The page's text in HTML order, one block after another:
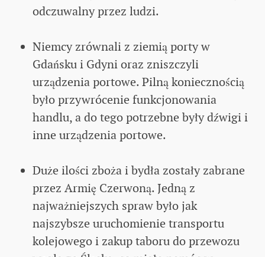
odczuwalny przez ludzi.
Niemcy zrównali z ziemią porty w
Gdańsku i Gdyni oraz zniszczyli
urządzenia portowe. Pilną koniecznością
było przywrócenie funkcjonowania
handlu, a do tego potrzebne były dźwigi i
inne urządzenia portowe.
Duże ilości zboża i bydła zostały zabrane
przez Armię Czerwoną. Jedną z
najważniejszych spraw było jak
najszybsze uruchomienie transportu
kolejowego i zakup taboru do przewozu